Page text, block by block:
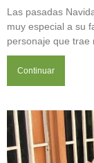
Las pasadas
muy especial a su
personaje que trae
Continuar